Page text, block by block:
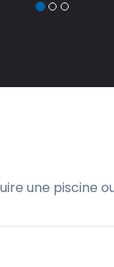
une piscine